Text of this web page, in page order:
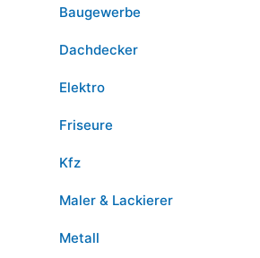
Baugewerbe
Dachdecker
Elektro
Friseure
Kfz
Maler & Lackierer
Metall